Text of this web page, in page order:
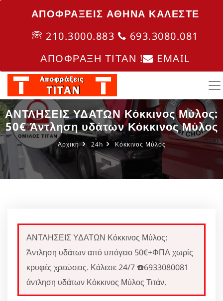
ΑΠΟΦΡΑΞΕΙΣ ΑΘΗΝΑ ΚΑΛΈΣΤΕ
210.3000.883
693.3080.081
ΑΠΟΦΡΑΞΗ ΤΙΤΑΝ !
EMAIL
ΑΝΤΛΗΣΕΙΣ ΥΔΑΤΩΝ Κόκκινος Μύλος:
50€ Άντληση υδάτων Κόκκινος Μύλος
Αρχική 24h Κόκκινος Μύλος
ΑΝΤΛΗΣΕΙΣ ΥΔΑΤΩΝ Κόκκινος Μύλος:
Άντληση υδάτων από υπόγειο 50€+ΦΠΑ χωρίς
κρυφές χρεώσεις. Κάλεσε 24/7 ☎️6933080081
άντληση υδάτων Κόκκινος Μύλος Τιτάν.